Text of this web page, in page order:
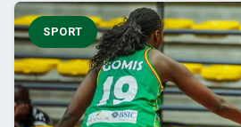
SPORT